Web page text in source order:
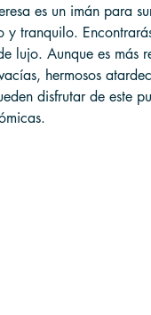
es un imán para
y tranquilo.
lujo. Aunque es más
hermosos
disfrutar de este